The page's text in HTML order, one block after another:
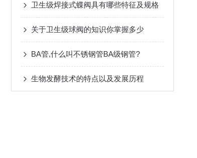
卫生级焊接式蝶阀具有哪些特征及规格
关于卫生级球阀的知识你掌握多少
BA管,什么叫不锈钢管BA级钢管?
生物发酵技术的特点以及发展历程